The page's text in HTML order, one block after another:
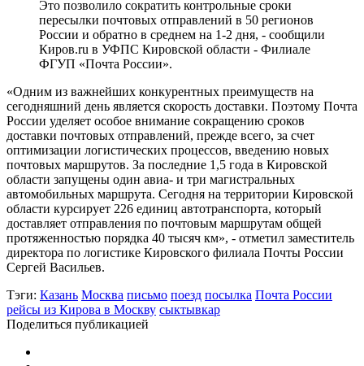
Это позволило сократить контрольные сроки
пересылки почтовых отправлений в 50 регионов
России и обратно в среднем на 1-2 дня, - сообщили
Киров.ru в УФПС Кировской области - Филиале
ФГУП «Почта России».
«Одним из важнейших конкурентных преимуществ на
сегодняшний день является скорость доставки. Поэтому Почта
России уделяет особое внимание сокращению сроков
доставки почтовых отправлений, прежде всего, за счет
оптимизации логистических процессов, введению новых
почтовых маршрутов. За последние 1,5 года в Кировской
области запущены один авиа- и три магистральных
автомобильных маршрута. Сегодня на территории Кировской
области курсирует 226 единиц автотранспорта, который
доставляет отправления по почтовым маршрутам общей
протяженностью порядка 40 тысяч км», - отметил заместитель
директора по логистике Кировского филиала Почты России
Сергей Васильев.
Тэги: Казань Москва письмо поезд посылка Почта России
рейсы из Кирова в Москву сыктывкар
Поделиться публикацией